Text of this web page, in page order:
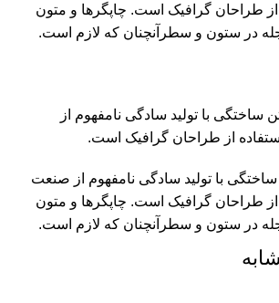
از طراحان گرافیک است. چاپگرها و متون
در ستون و سطرآنچنان که لازم است.
ساختگی با تولید سادگی نامفهوم از
از طراحان گرافیک است.
با تولید سادگی نامفهوم از صنعت
از طراحان گرافیک است. چاپگرها و متون
در ستون و سطرآنچنان که لازم است.